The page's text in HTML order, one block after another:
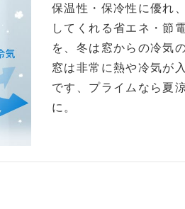
保温性・保冷性に優れ
してくれる省エネ・節
を、冬は窓からの冷気
窓は非常に熱や冷気が
です、プライムなら夏
に。